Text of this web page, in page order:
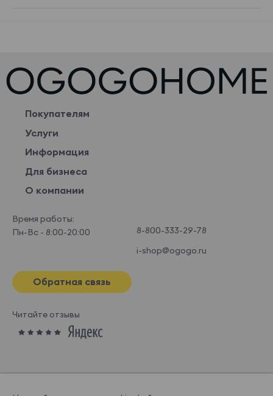
Покупателям
Услуги
Информация
Для бизнеса
О компании
Время работы:
Пн-Вс - 8:00-20:00
8-800-333-29-78
i-shop@ogogo.ru
Обратная связь
Читайте отзывы